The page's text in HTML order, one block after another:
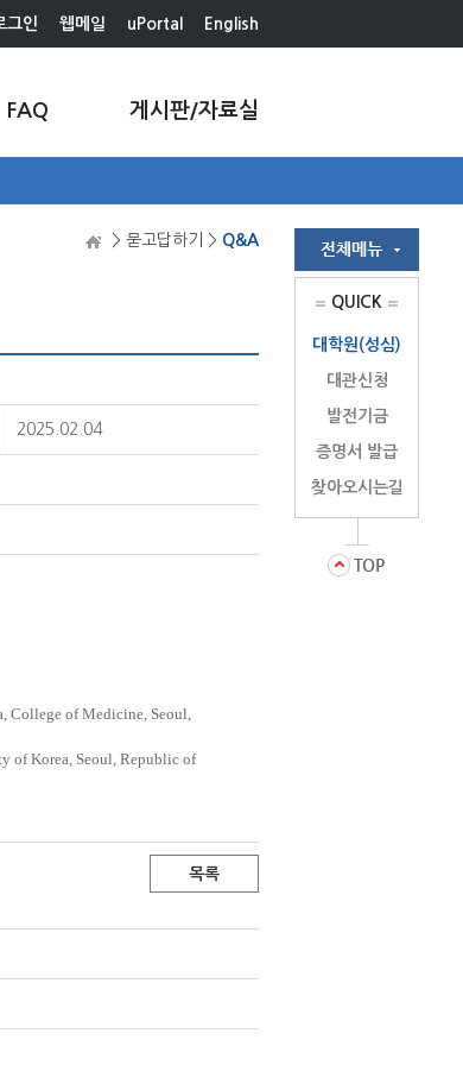
그인 웹메일 uPortal English
FAQ 게시판/자료실
> 묻고답하기 > Q&A
2025.02.04
College of Medicine, Seoul,
of Korea, Seoul, Republic of
목록
QUICK
대학원(성심)
대관신청
발전기금
증명서 발급
찾아오시는길